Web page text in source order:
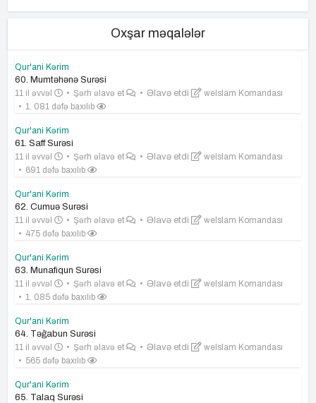
Oxşar məqalələr
Qur'ani Kərim
60. Mumtəhənə Surəsi
11 il əvvəl
Şərh əlavə et Əlavə etdi
weIslam Komandası
1. 081 dəfə baxılıb
Qur'ani Kərim
61. Saff Surəsi
11 il əvvəl
Şərh əlavə et Əlavə etdi
weIslam Komandası
691 dəfə baxılıb
Qur'ani Kərim
62. Cumuə Surəsi
11 il əvvəl
Şərh əlavə et Əlavə etdi
weIslam Komandası
475 dəfə baxılıb
Qur'ani Kərim
63. Munafiqun Surəsi
11 il əvvəl
Şərh əlavə et Əlavə etdi
weIslam Komandası
1. 085 dəfə baxılıb
Qur'ani Kərim
64. Təğabun Surəsi
11 il əvvəl
Şərh əlavə et Əlavə etdi
weIslam Komandası
565 dəfə baxılıb
Qur'ani Kərim
65. Talaq Surəsi